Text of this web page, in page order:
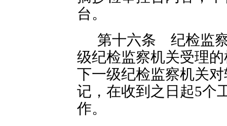
台。
第十六条 纪检监
级纪检监察机关受理
下一级纪检监察机关
记，在收到之日起5个
作。